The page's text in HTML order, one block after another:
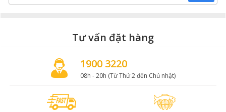
Tư vấn đặt hàng
1900 3220
08h - 20h (Từ Thứ 2 đến Chủ nhật)